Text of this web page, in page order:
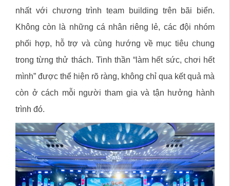
nhất với chương trình team building trên bãi biển.
Không còn là những cá nhân riêng lẻ, các đội nhóm
phối hợp, hỗ trợ và cùng hướng về mục tiêu chung
trong từng thử thách. Tinh thần “làm hết sức, chơi hết
mình” được thể hiện rõ ràng, không chỉ qua kết quả mà
còn ở cách mỗi người tham gia và tận hưởng hành
trình đó.